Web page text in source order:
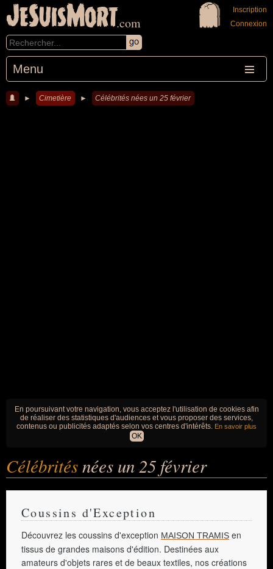
JeSuisMort.com
Menu
Inscription
Connexion
► Cimetière ► Célébrités nées un 25 février
En poursuivant votre navigation, vous acceptez l'utilisation de cookies afin
de réaliser des statistiques d'audiences et vous proposer des services,
contenus ou publicités adaptés selon vos centres d'intérêts. En savoir plus
OK
Célébritésnées un 25 février
Coussins d'Exception
Découvrez les coussins d'exception MAISON TRAMIS en
tissus de grandes maisons d'édition. Destinées aux
amateurs d'objets rares et de beaux textiles, nos créations